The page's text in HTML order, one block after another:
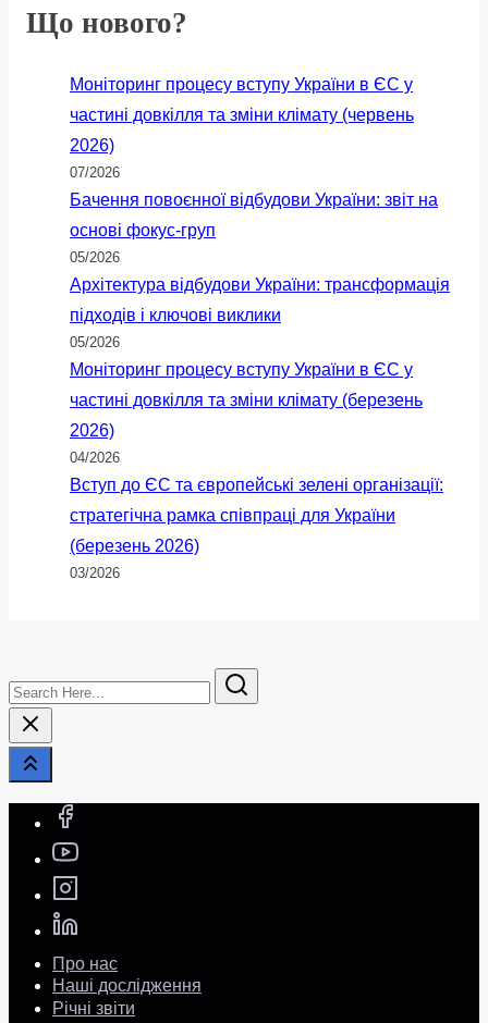
Що нового?
Моніторинг процесу вступу України в ЄС у
частині довкілля та зміни клімату (червень
2026)
07/2026
Бачення повоєнної відбудови України: звіт на
основі фокус-груп
05/2026
Архітектура відбудови України: трансформація
підходів і ключові виклики
05/2026
Моніторинг процесу вступу України в ЄС у
частині довкілля та зміни клімату (березень
2026)
04/2026
Вступ до ЄС та європейські зелені організації:
стратегічна рамка співпраці для України
(березень 2026)
03/2026
Search
Here...
Про нас
Наші дослідження
Річні звіти